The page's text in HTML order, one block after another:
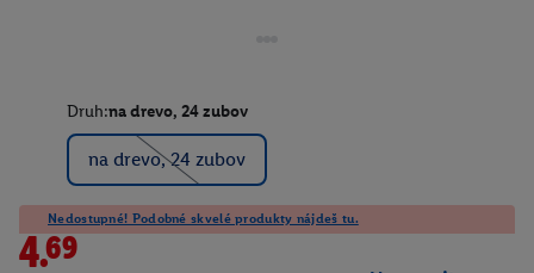
Druh:na drevo, 24 zubov
na drevo, 24 zubov
Nedostupné! Podobné skvelé produkty nájdeš tu.
4.69